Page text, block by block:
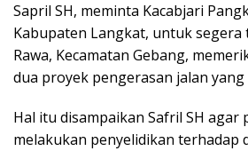
Sapril SH, meminta Kacabjari
Kabupaten Langkat, untuk segera
Rawa, Kecamatan Gebang,
dua proyek pengerasan jalan
Hal itu disampaikan Safril SH agar
melakukan penyelidikan terhadap